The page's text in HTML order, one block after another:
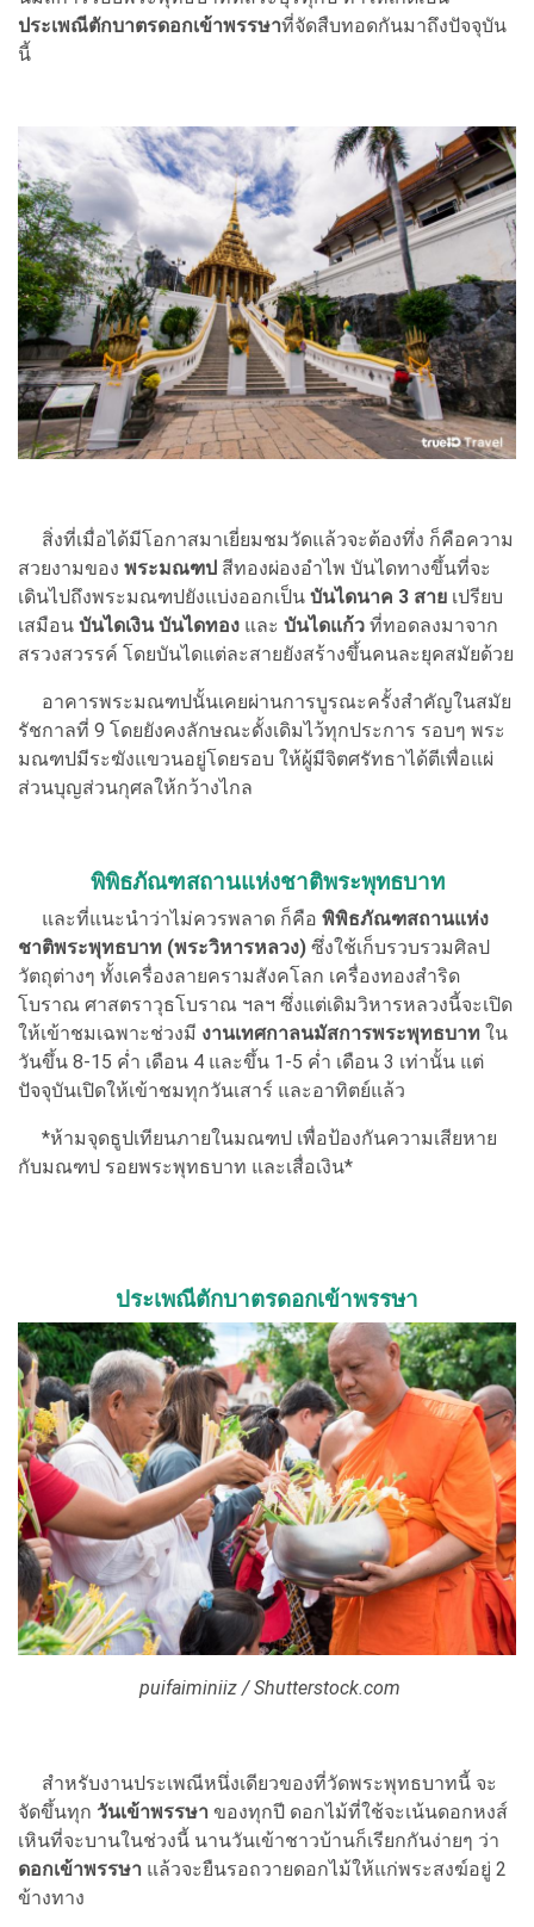
ประเพณีตักบาตรดอกเข้าพรรษาที่จัดสืบทอดกันมาถึงปัจจุบัน
นี้
สิ่งที่เมื่อได้มีโอกาสมาเยี่ยมชมวัดแล้วจะต้องทึ่ง ก็คือความ
สวยงามของ พระมณฑป สีทองผ่องอำไพ บันไดทางขึ้นที่จะ
เดินไปถึงพระมณฑปยังแบ่งออกเป็น บันไดนาค 3 สาย เปรียบ
เสมือน บันไดเงิน บันไดทอง และ บันไดแก้ว ที่ทอดลงมาจาก
สรวงสวรรค์ โดยบันไดแต่ละสายยังสร้างขึ้นคนละยุคสมัยด้วย
อาคารพระมณฑปนั้นเคยผ่านการบูรณะครั้งสำคัญในสมัย
รัชกาลที่ 9 โดยยังคงลักษณะดั้งเดิมไว้ทุกประการ รอบๆ พระ
มณฑปมีระฆังแขวนอยู่โดยรอบ ให้ผู้มีจิตศรัทธาได้ตีเพื่อแผ่
ส่วนบุญส่วนกุศลให้กว้างไกล
พิพิธภัณฑสถานแห่งชาติพระพุทธบาท
และที่แนะนำว่าไม่ควรพลาด ก็คือ พิพิธภัณฑสถานแห่ง
ชาติพระพุทธบาท (พระวิหารหลวง) ซึ่งใช้เก็บรวบรวมศิลป
วัตถุต่างๆ ทั้งเครื่องลายครามสังคโลก เครื่องทองสำริด
โบราณ ศาสตราวุธโบราณ ฯลฯ ซึ่งแต่เดิมวิหารหลวงนี้จะเปิด
ให้เข้าชมเฉพาะช่วงมี งานเทศกาลนมัสการพระพุทธบาท ใน
วันขึ้น 8-15 ค่ำ เดือน 4 และขึ้น 1-5 ค่ำ เดือน 3 เท่านั้น แต่
ปัจจุบันเปิดให้เข้าชมทุกวันเสาร์ และอาทิตย์แล้ว
*ห้ามจุดธูปเทียนภายในมณฑป เพื่อป้องกันความเสียหาย
กับมณฑป รอยพระพุทธบาท และเสื่อเงิน*
ประเพณีตักบาตรดอกเข้าพรรษา
puifaiminiiz / Shutterstock.com
สำหรับงานประเพณีหนึ่งเดียวของที่วัดพระพุทธบาทนี้ จะ
จัดขึ้นทุก วันเข้าพรรษา ของทุกปี ดอกไม้ที่ใช้จะเน้นดอกหงส์
เหินที่จะบานในช่วงนี้ นานวันเข้าชาวบ้านก็เรียกกันง่ายๆ ว่า
ดอกเข้าพรรษา แล้วจะยืนรอถวายดอกไม้ให้แก่พระสงฆ์อยู่ 2
ข้างทาง